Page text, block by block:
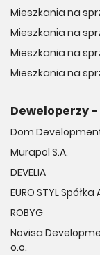
Mieszkania na
Mieszkania na
Mieszkania na
Mieszkania na
Deweloperzy -
Dom
Murapol S.A.
DEVELIA
EURO STYL
ROBYG
Novisa
o.o.